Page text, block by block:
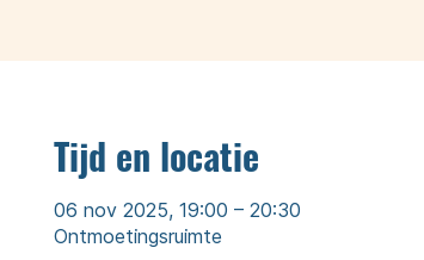
Tijd en locatie
06 nov 2025, 19:00 – 20:30
Ontmoetingsruimte